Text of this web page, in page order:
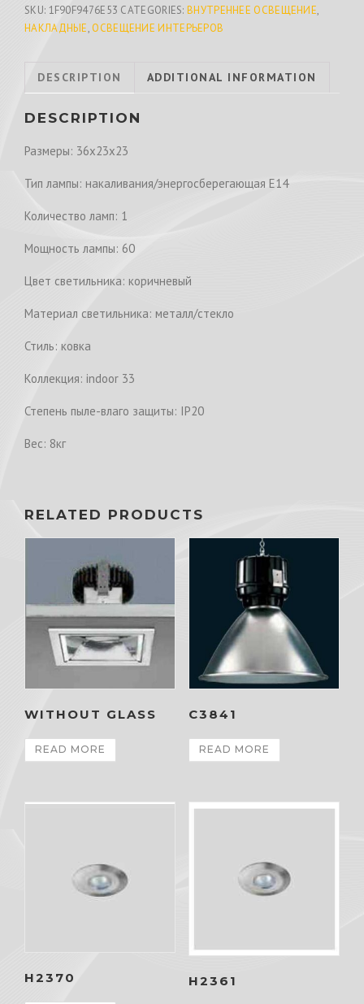
SKU: 1F90F9476E53 CATEGORIES:ВНУТРЕННЕЕ ОСВЕЩЕНИЕ,
НАКЛАДНЫЕ, ОСВЕЩЕНИЕ ИНТЕРЬЕРОВ
DESCRIPTION ADDITIONAL INFORMATION
DESCRIPTION
Размеры: 36x23x23
Тип лампы: накаливания/энергосберегающая Е14
Количество ламп: 1
Мощность лампы: 60
Цвет светильника: коричневый
Материал светильника: металл/стекло
Стиль: ковка
Коллекция: indoor 33
Степень пыле-влаго защиты: IP20
Вес: 8кг
RELATED PRODUCTS
WITHOUT GLASS
READ MORE
C3841
READ MORE
H2370 H2361